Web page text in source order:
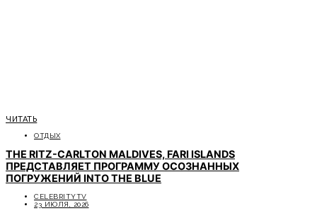
ЧИТАТЬ
ОТДЫХ
THE RITZ-CARLTON MALDIVES, FARI ISLANDS
ПРЕДСТАВЛЯЕТ ПРОГРАММУ ОСОЗНАННЫХ
ПОГРУЖЕНИЙ INTO THE BLUE
CELEBRITYTV
23 ИЮЛЯ, 2026